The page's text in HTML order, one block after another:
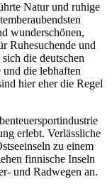
Natur und ruhige
wunderschönen,
Ruhesuchende und
die deutschen
und die lebhaften
hier eher die Regel
erlebt. Verlässliche
zu einem
finnische Inseln
und Radwegen an.